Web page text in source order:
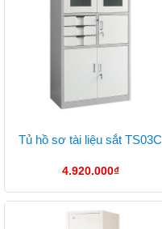
Tủ hồ sơ tài liệu sắt TS03C
4.920.000₫